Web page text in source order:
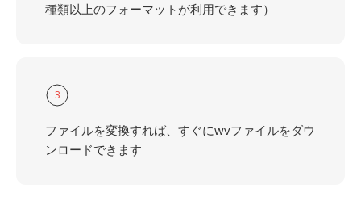
種類以上のフォーマットが利用できます）
3
ファイルを変換すれば、すぐにwvファイルをダウ
ンロードできます